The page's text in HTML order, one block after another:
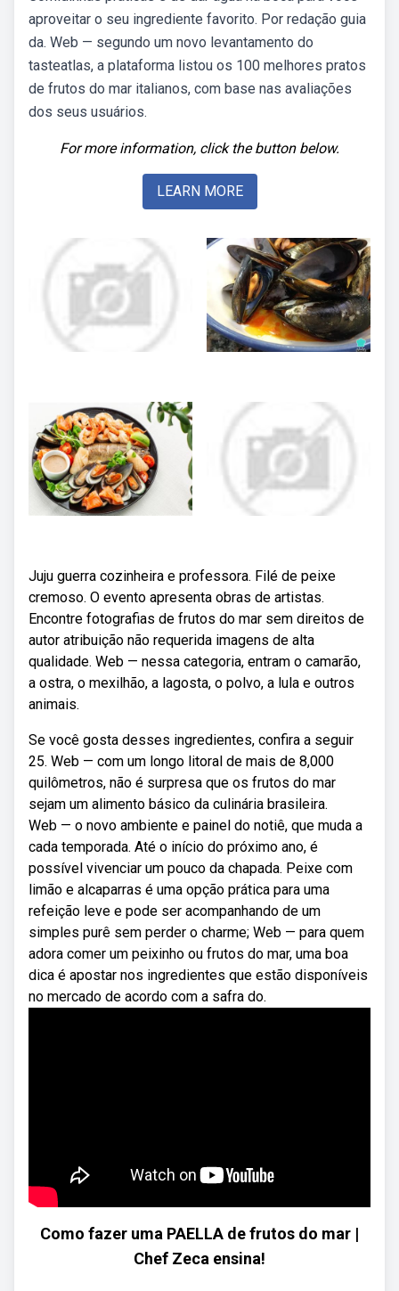
aproveitar o seu ingrediente favorito. Por redação guia
da. Web — segundo um novo levantamento do
tasteatlas, a plataforma listou os 100 melhores pratos
de frutos do mar italianos, com base nas avaliações
dos seus usuários.
For more information, click the button below.
LEARN MORE
Juju guerra cozinheira e professora. Filé de peixe
cremoso. O evento apresenta obras de artistas.
Encontre fotografias de frutos do mar sem direitos de
autor atribuição não requerida imagens de alta
qualidade. Web — nessa categoria, entram o camarão,
a ostra, o mexilhão, a lagosta, o polvo, a lula e outros
animais.
Se você gosta desses ingredientes, confira a seguir
25. Web — com um longo litoral de mais de 8,000
quilômetros, não é surpresa que os frutos do mar
sejam um alimento básico da culinária brasileira.
Web — o novo ambiente e painel do notiê, que muda a
cada temporada. Até o início do próximo ano, é
possível vivenciar um pouco da chapada. Peixe com
limão e alcaparras é uma opção prática para uma
refeição leve e pode ser acompanhando de um
simples purê sem perder o charme; Web — para quem
adora comer um peixinho ou frutos do mar, uma boa
dica é apostar nos ingredientes que estão disponíveis
no mercado de acordo com a safra do.
Como fazer uma PAELLA de frutos do mar |
Chef Zeca ensina!